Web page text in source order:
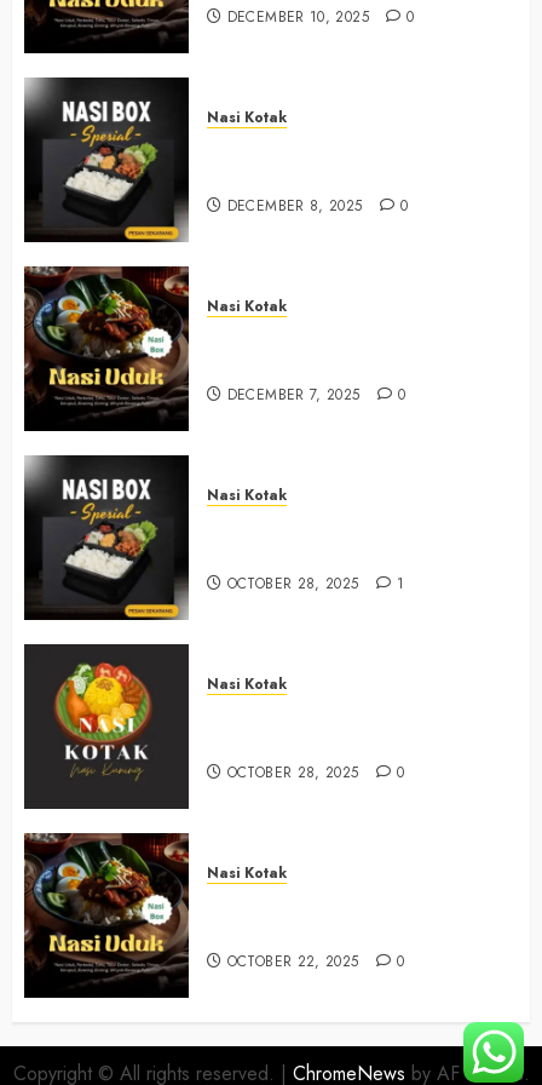
DECEMBER 10, 2025 0
Nasi Kotak
DECEMBER 8, 2025 0
Nasi Kotak
DECEMBER 7, 2025 0
Nasi Kotak
OCTOBER 28, 2025 1
Nasi Kotak
OCTOBER 28, 2025 0
Nasi Kotak
OCTOBER 22, 2025 0
Copyright © All rights reserved. | ChromeNews by AF themes.